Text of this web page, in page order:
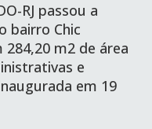
RJ passou a
bairro Chic
m2 de área
e
em 19